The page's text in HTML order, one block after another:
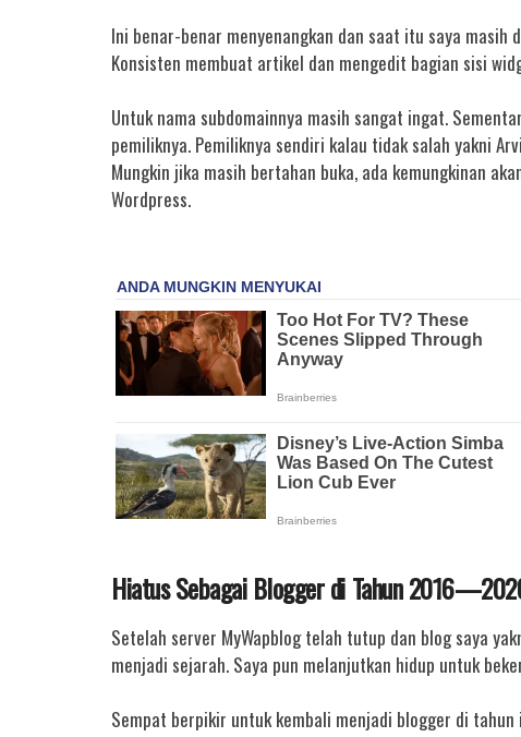
Ini benar-benar menyenangkan dan saat itu saya masih
Konsisten membuat artikel dan mengedit bagian sisi
Untuk nama subdomainnya masih sangat ingat.
pemiliknya. Pemiliknya sendiri kalau tidak salah yakni
Mungkin jika masih bertahan buka, ada kemungkinan
Wordpress.
Hiatus Sebagai Blogger di Tahun
Setelah server MyWapblog telah tutup dan blog saya
menjadi sejarah. Saya pun melanjutkan hidup untuk
Sempat berpikir untuk kembali menjadi blogger di